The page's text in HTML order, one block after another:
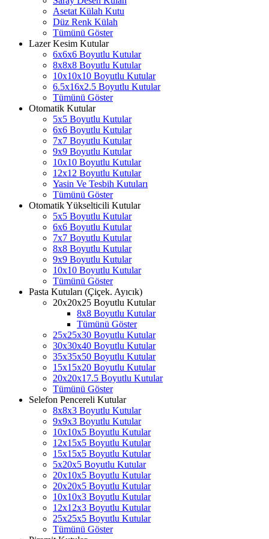
Asetat Külah Kutu
Düz Renk Külah
Tümünü Göster
Lazer Kesim Kutular
6x6x6 Boyutlu Kutular
8x8x8 Boyutlu Kutular
10x10x10 Boyutlu Kutular
6.5x16x2.5 Boyutlu Kutular
Tümünü Göster
Otomatik Kutular
5x5 Boyutlu Kutular
6x6 Boyutlu Kutular
7x7 Boyutlu Kutular
9x9 Boyutlu Kutular
10x10 Boyutlu Kutular
12x12 Boyutlu Kutular
Yasin Ve Tesbih Kutuları
Tümünü Göster
Otomatik Yükselticili Kutular
5x5 Boyutlu Kutular
6x6 Boyutlu Kutular
7x7 Boyutlu Kutular
8x8 Boyutlu Kutular
9x9 Boyutlu Kutular
10x10 Boyutlu Kutular
Tümünü Göster
Pasta Kutuları (Çiçek. Ayıcık)
20x20x25 Boyutlu Kutular
8x8 Boyutlu Kutular
Tümünü Göster
25x25x30 Boyutlu Kutular
30x30x40 Boyutlu Kutular
35x35x50 Boyutlu Kutular
15x15x20 Boyutlu Kutular
20x20x17.5 Boyutlu Kutular
Tümünü Göster
Selefon Pencereli Kutular
8x8x3 Boyutlu Kutular
9x9x3 Boyutlu Kutular
10x10x5 Boyutlu Kutular
12x15x5 Boyutlu Kutular
15x15x5 Boyutlu Kutular
5x20x5 Boyutlu Kutular
20x10x5 Boyutlu Kutular
20x20x5 Boyutlu Kutular
10x10x3 Boyutlu Kutular
12x12x3 Boyutlu Kutular
25x25x5 Boyutlu Kutular
Tümünü Göster